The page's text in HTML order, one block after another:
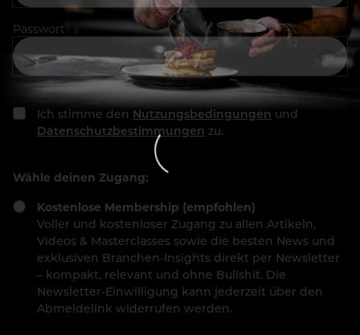
Passwort
Ich stimme den Nutzungsbedingungen und
Datenschutzbestimmungen zu.
Wähle deinen Zugang:
Kostenlose Membership (empfohlen)
Voller und kostenloser Zugang zu allen Artikeln,
Videos & Masterclasses sowie die besten News und
exklusiven Branchen-Insights direkt per Newsletter
– kompakt, relevant und ohne Bullshit. Die
Newsletter-Einwilligung kann jederzeit über den
Abmeldelink widerrufen werden.